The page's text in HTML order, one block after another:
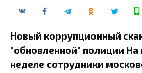
Новый коррупционный
"обновленной" полиции
неделе сотрудники